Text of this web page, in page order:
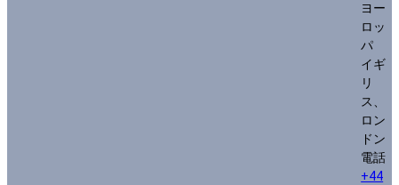
ヨー
ロッ
パ
イギ
リ
ス、
ロン
ドン
電話
+44